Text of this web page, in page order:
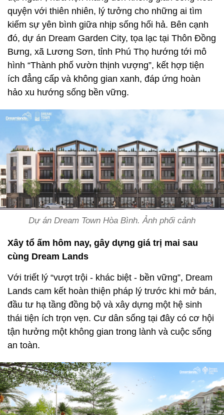
quyện với thiên nhiên, lý tưởng cho những ai tìm
kiếm sự yên bình giữa nhịp sống hối hả. Bên cạnh
đó, dự án Dream Garden City, tọa lạc tại Thôn Đồng
Bưng, xã Lương Sơn, tỉnh Phú Thọ hướng tới mô
hình “Thành phố vườn thịnh vượng”, kết hợp tiện
ích đẳng cấp và không gian xanh, đáp ứng hoàn
hảo xu hướng sống bền vững.
Dự án Dream Town Hòa Bình. Ảnh phối cảnh
Xây tổ ấm hôm nay, gây dựng giá trị mai sau
cùng Dream Lands
Với triết lý “vượt trội - khác biệt - bền vững”, Dream
Lands cam kết hoàn thiện pháp lý trước khi mở bán,
đầu tư hạ tầng đồng bộ và xây dựng một hệ sinh
thái tiện ích trọn vẹn. Cư dân sống tại đây có cơ hội
tận hưởng một không gian trong lành và cuộc sống
an toàn.